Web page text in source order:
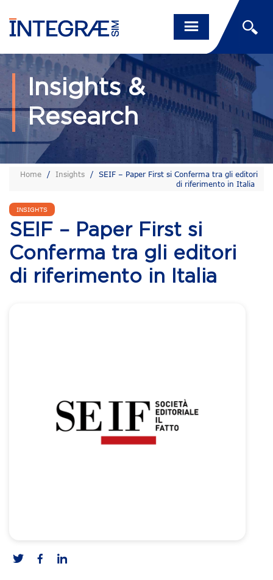
Insights &
Research
Home / Insights /
SEIF – Paper First si Conferma tra gli editori
di riferimento in Italia
INSIGHTS
SEIF – Paper First si
Conferma tra gli editori
di riferimento in Italia